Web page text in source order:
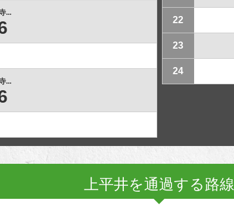
...
...
22
23
24
上平井を通過する路線